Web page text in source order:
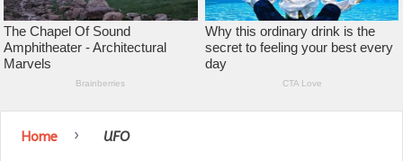
Home › UFO